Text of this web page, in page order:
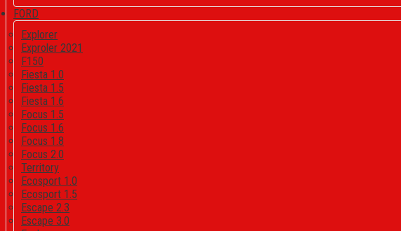
FORD
Explorer
Exproler 2021
F150
Fiesta 1.0
Fiesta 1.5
Fiesta 1.6
Focus 1.5
Focus 1.6
Focus 1.8
Focus 2.0
Territory
Ecosport 1.0
Ecosport 1.5
Escape 2.3
Escape 3.0